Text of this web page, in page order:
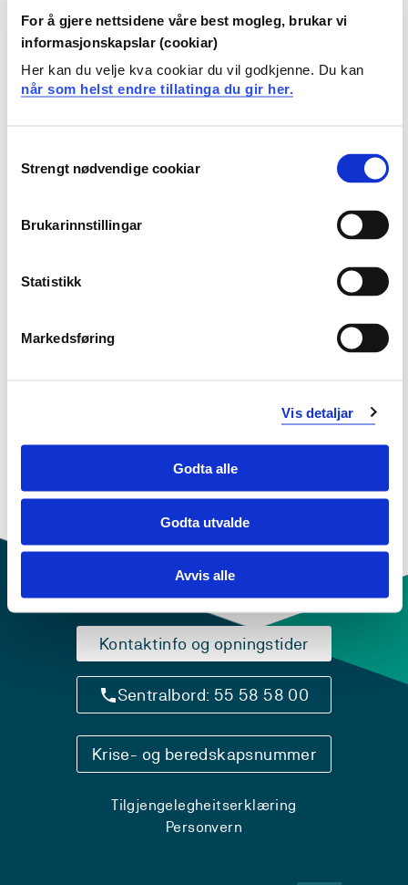
For å gjere nettsidene våre best mogleg, brukar vi
informasjonskapslar (cookiar)
Her kan du velje kva cookiar du vil godkjenne. Du kan
når som helst endre tillatinga du gir her.
Selection
Strengt nødvendige cookiar
Brukarinnstillingar
Statistikk
Markedsføring
Vis detaljar
Godta alle
Godta utvalde
Avvis alle
Oversikt
Obligatoriske emner
begynnaropplæringa
Norsk 1, emne 2 - Norsk på mellomsteget
Semester: 2 15 sp
Kontaktinfo og opningstider
Sentralbord: 55 58 58 00
Krise- og beredskapsnummer
Tilgjengelegheitserklæring
Personvern